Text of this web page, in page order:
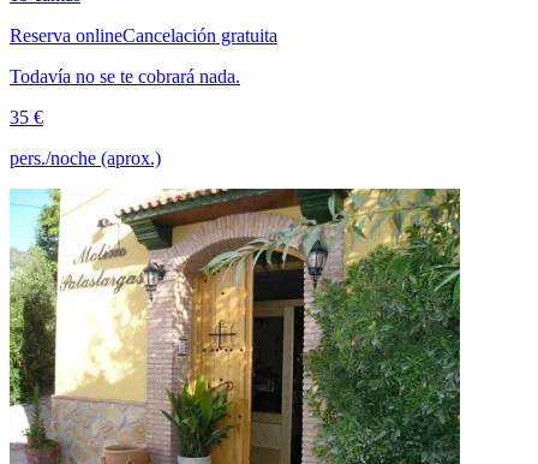
Reserva onlineCancelación gratuita
Todavía no se te cobrará nada.
35 €
pers./noche (aprox.)